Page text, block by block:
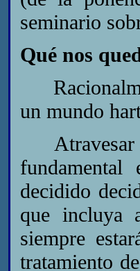
seminario
Qué nos
un mundo
Atravesar
decidido
que incluya
siempre
tratamiento